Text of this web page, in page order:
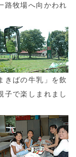
路牧場へ向かわれ
きばの牛乳」を飲
子で楽しまれまし